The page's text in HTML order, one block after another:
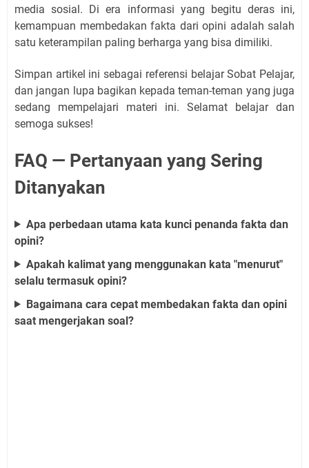
media sosial. Di era informasi yang begitu deras ini,
kemampuan membedakan fakta dari opini adalah salah
satu keterampilan paling berharga yang bisa dimiliki.
Simpan artikel ini sebagai referensi belajar Sobat Pelajar,
dan jangan lupa bagikan kepada teman-teman yang juga
sedang mempelajari materi ini. Selamat belajar dan
semoga sukses!
FAQ — Pertanyaan yang Sering
Ditanyakan
Apa perbedaan utama kata kunci penanda fakta dan
opini?
Apakah kalimat yang menggunakan kata "menurut"
selalu termasuk opini?
Bagaimana cara cepat membedakan fakta dan opini
saat mengerjakan soal?